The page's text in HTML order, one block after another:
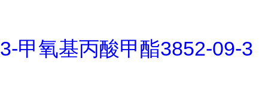
3-甲氧基丙酸甲酯3852-09-3